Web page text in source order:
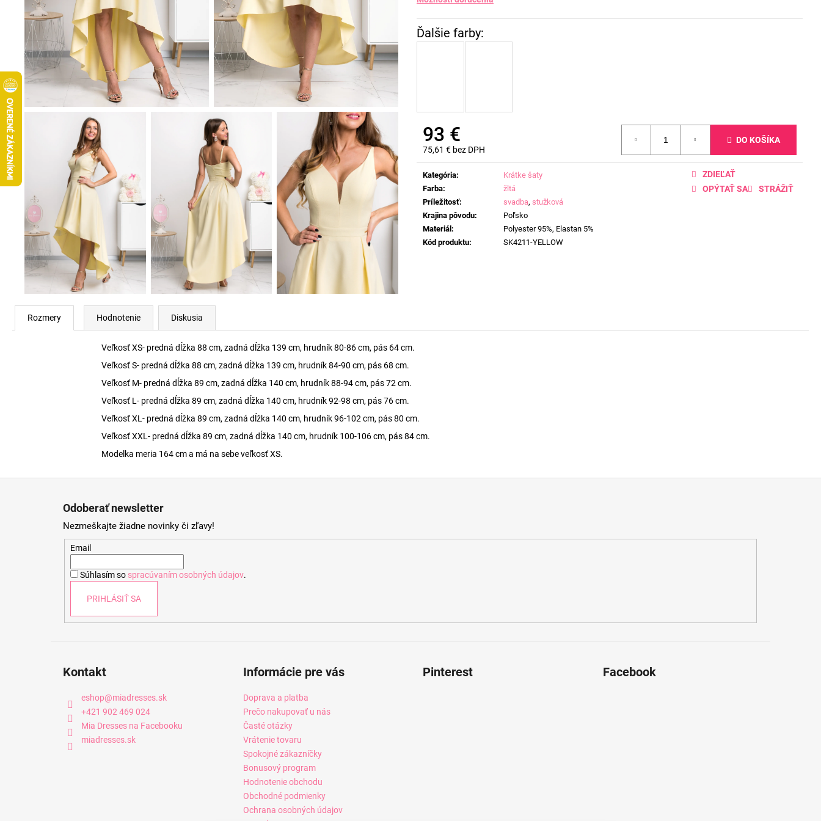
93 €
75,61 € bez DPH
Jednotková
cena:
DO KOŠÍKA
Kategória:
Krátke šaty
Farba:
žltá
Príležitosť: svadba, stužková
Krajina pôvodu:
Poľsko
Materiál:
Polyester 95%, Elastan 5%
Kód produktu: SK4211-YELLOW
OPÝTAŤ SA STRÁŽIŤ
ZDIEĽAŤ
Rozmery Hodnotenie Diskusia
Veľkosť XS- predná dĺžka 88 cm, zadná dĺžka 139 cm, hrudník 80-86 cm, pás 64 cm.
Veľkosť S- predná dĺžka 88 cm, zadná dĺžka 139 cm, hrudník 84-90 cm, pás 68 cm.
Veľkosť M- predná dĺžka 89 cm, zadná dĺžka 140 cm, hrudník 88-94 cm, pás 72 cm.
Veľkosť L- predná dĺžka 89 cm, zadná dĺžka 140 cm, hrudník 92-98 cm, pás 76 cm.
Veľkosť XL- predná dĺžka 89 cm, zadná dĺžka 140 cm, hrudník 96-102 cm, pás 80 cm.
Veľkosť XXL- predná dĺžka 89 cm, zadná dĺžka 140 cm, hrudník 100-106 cm, pás 84 cm.
Modelka meria 164 cm a má na sebe veľkosť XS.
Odoberať newsletter
Nezmeškajte žiadne novinky či zľavy!
Email
Súhlasím so spracúvaním osobných údajov.
PRIHLÁSIŤ SA
Kontakt
eshop@miadresses.sk
+421 902 469 024
Mia Dresses na Facebooku
miadresses.sk
Informácie pre vás
Doprava a platba
Prečo nakupovať u nás
Časté otázky
Vrátenie tovaru
Spokojné zákazníčky
Bonusový program
Hodnotenie obchodu
Obchodné podmienky
Ochrana osobných údajov
Pinterest Facebook